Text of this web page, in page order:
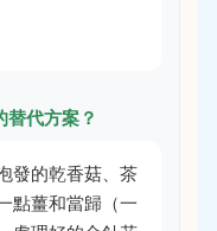
代方案？
發的乾香菇、茶
點薑和當歸（一